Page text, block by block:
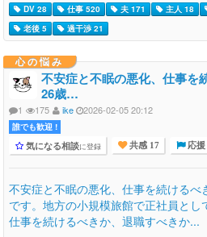
DV 28
仕事 520 夫 171 主人 18
老後 5
過干渉 21
心の悩み
不安症と不眠の悪化、仕事を
26歳…
1 175 ike 2026-02-05 20:12
誰でも歓迎 !
気になる相談に登録 共感 17 応援
不安症と不眠の悪化、仕事を続ける
です。地方の小規模旅館で正社員とし
仕事を続けるべきか、退職すべきか...